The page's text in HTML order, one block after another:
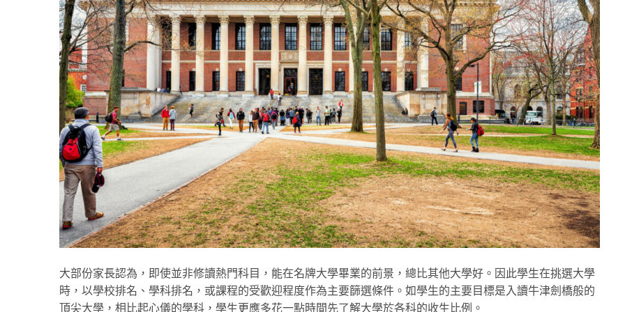
大部份家長認為，即使並非修讀熱門科目，能在名牌大學畢業的前景，總比其他大學好。因此學生在挑選大學
時，以學校排名、學科排名，或課程的受歡迎程度作為主要篩選條件。如學生的主要目標是入讀牛津劍橋般的
頂尖大學，相比起心儀的學科，學生更應多花一點時間先了解大學於各科的收生比例。